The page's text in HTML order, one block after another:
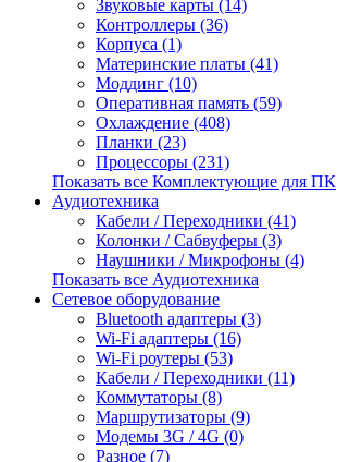
Звуковые карты (14)
Контроллеры (36)
Корпуса (1)
Материнские платы (41)
Моддинг (10)
Оперативная память (59)
Охлаждение (408)
Планки (23)
Процессоры (231)
Показать все Комплектующие для ПК
Аудиотехника
Кабели / Переходники (41)
Колонки / Сабвуферы (3)
Наушники / Микрофоны (4)
Показать все Аудиотехника
Сетевое оборудование
Bluetooth адаптеры (3)
Wi-Fi адаптеры (16)
Wi-Fi роутеры (53)
Кабели / Переходники (11)
Коммутаторы (8)
Маршрутизаторы (9)
Модемы 3G / 4G (0)
Разное (7)